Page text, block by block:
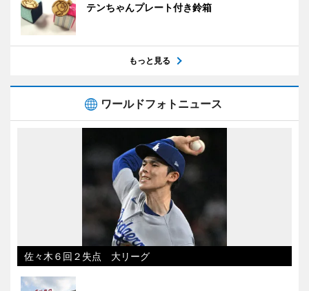
テンちゃんプレート付き鈴箱
もっと見る
ワールドフォトニュース
佐々木６回２失点 大リーグ